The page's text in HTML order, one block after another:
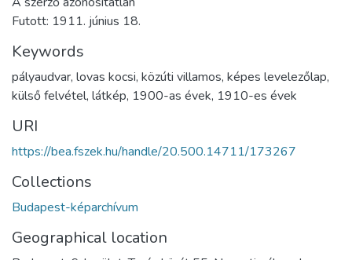
Futott: 1911. június 18.
Keywords
pályaudvar, lovas kocsi, közúti villamos, képes levelezőlap,
külső felvétel, látkép, 1900-as évek, 1910-es évek
URI
https://bea.fszek.hu/handle/20.500.14711/173267
Collections
Budapest-képarchívum
Geographical location